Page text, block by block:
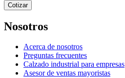
Cotizar
Nosotros
Acerca de nosotros
Preguntas frecuentes
Calzado industrial para empresas
Asesor de ventas mayoristas